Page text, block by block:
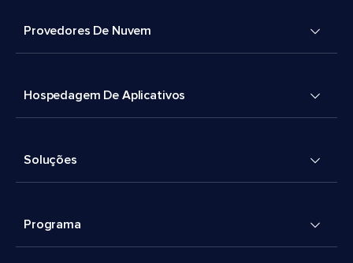
Provedores De Nuvem
Hospedagem De Aplicativos
Soluções
Programa